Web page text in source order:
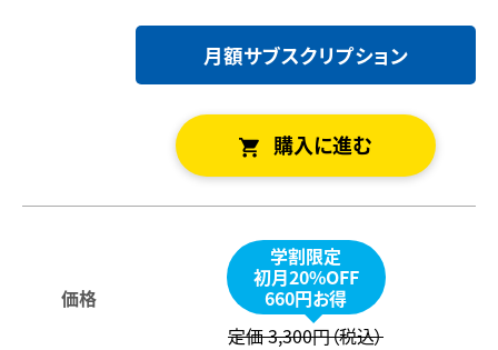
月額サブスクリプション
購入に進む
価格
学割限定
初月20%OFF
660円お得
定価 3,300円（税込）